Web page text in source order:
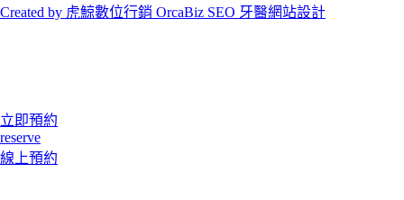
Created by 虎鯨數位行銷 OrcaBiz SEO 牙醫網站設計
立即預約
reserve
線上預約